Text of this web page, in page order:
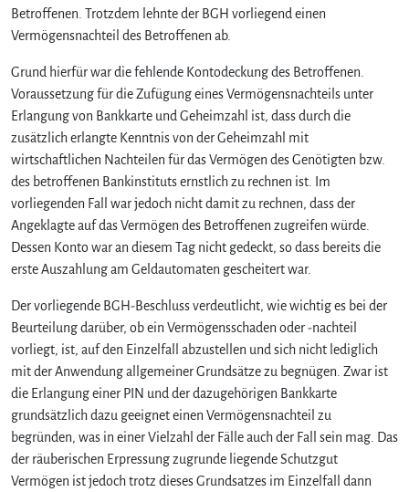
Betroffenen. Trotzdem lehnte der BGH vorliegend einen
Vermögensnachteil des Betroffenen ab.
Grund hierfür war die fehlende Kontodeckung des Betroffenen.
Voraussetzung für die Zufügung eines Vermögensnachteils unter
Erlangung von Bankkarte und Geheimzahl ist, dass durch die
zusätzlich erlangte Kenntnis von der Geheimzahl mit
wirtschaftlichen Nachteilen für das Vermögen des Genötigten bzw.
des betroffenen Bankinstituts ernstlich zu rechnen ist. Im
vorliegenden Fall war jedoch nicht damit zu rechnen, dass der
Angeklagte auf das Vermögen des Betroffenen zugreifen würde.
Dessen Konto war an diesem Tag nicht gedeckt, so dass bereits die
erste Auszahlung am Geldautomaten gescheitert war.
Der vorliegende BGH-Beschluss verdeutlicht, wie wichtig es bei der
Beurteilung darüber, ob ein Vermögensschaden oder -nachteil
vorliegt, ist, auf den Einzelfall abzustellen und sich nicht lediglich
mit der Anwendung allgemeiner Grundsätze zu begnügen. Zwar ist
die Erlangung einer PIN und der dazugehörigen Bankkarte
grundsätzlich dazu geeignet einen Vermögensnachteil zu
begründen, was in einer Vielzahl der Fälle auch der Fall sein mag. Das
der räuberischen Erpressung zugrunde liegende Schutzgut
Vermögen ist jedoch trotz dieses Grundsatzes im Einzelfall dann